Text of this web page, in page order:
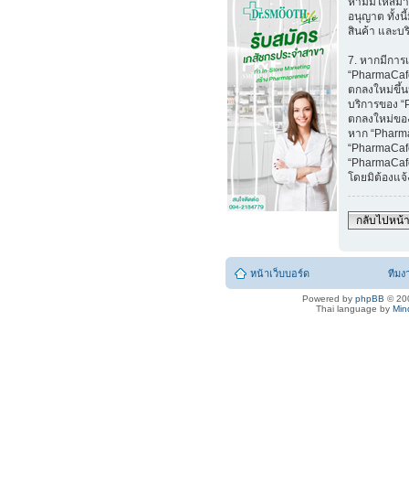
อนุญาต ทั้งนี้
สินค้า และบ
7. หากมีการ
ตกลงใหม่ขึ้
บริการของ
ตกลงใหม่ขอ
หาก
โดยมิต้องแ
กลับไปหน้
หน้าเว็บบอร์ด ทีมง
Powered by phpBB ©
Thai language by